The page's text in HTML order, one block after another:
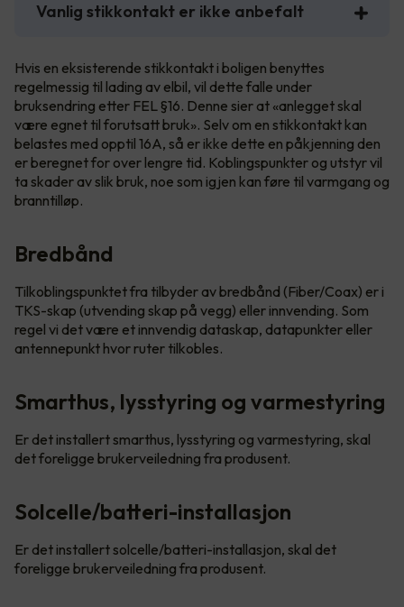
Vanlig stikkontakt er ikke anbefalt
Hvis en eksisterende stikkontakt i boligen benyttes
regelmessig til lading av elbil, vil dette falle under
bruksendring etter FEL §16. Denne sier at «anlegget skal
være egnet til forutsatt bruk». Selv om en stikkontakt kan
belastes med opptil 16A, så er ikke dette en påkjenning den
er beregnet for over lengre tid. Koblingspunkter og utstyr vil
ta skader av slik bruk, noe som igjen kan føre til varmgang og
branntilløp.
Bredbånd
Tilkoblingspunktet fra tilbyder av bredbånd (Fiber/Coax) er i
TKS-skap (utvending skap på vegg) eller innvending. Som
regel vi det være et innvendig dataskap, datapunkter eller
antennepunkt hvor ruter tilkobles.
Smarthus, lysstyring og varmestyring
Er det installert smarthus, lysstyring og varmestyring, skal
det foreligge brukerveiledning fra produsent.
Solcelle/batteri-installasjon
Er det installert solcelle/batteri-installasjon, skal det
foreligge brukerveiledning fra produsent.